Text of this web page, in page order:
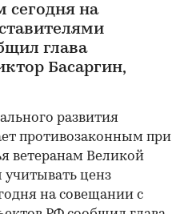
сегодня на
глава
Басаргин,
развития
противозаконным при
ветеранам Великой
ценз
на совещании с